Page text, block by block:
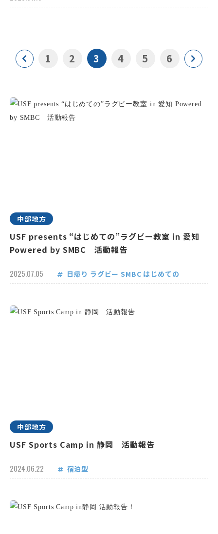
1 2 3 4 5 6
中部地方
USF presents “はじめての”ラグビー教室 in 愛知
Powered by SMBC 活動報告
2025.07.05 日帰り ラグビー SMBC はじめての
中部地方
USF Sports Camp in 静岡 活動報告
2024.06.22 宿泊型